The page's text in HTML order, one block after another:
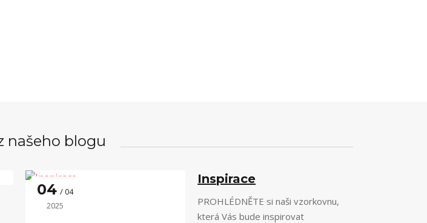
našeho blogu
04 04
2025
Inspirace
PROHLÉDNĚTE si naši vzorkovnu,
která Vás bude inspirovat